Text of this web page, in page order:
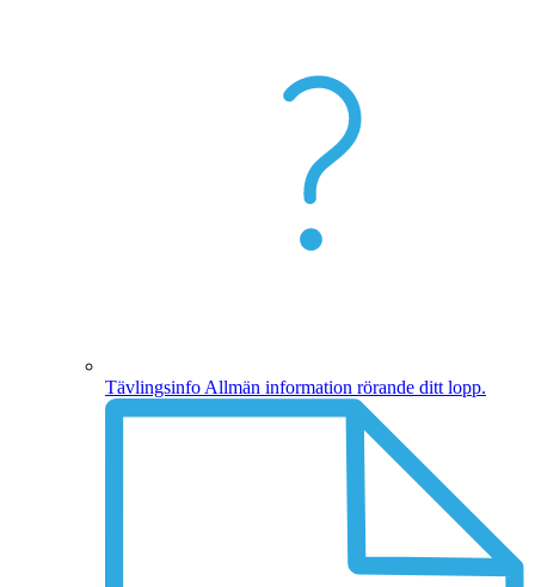
Tävlingsinfo Allmän information rörande ditt lopp.